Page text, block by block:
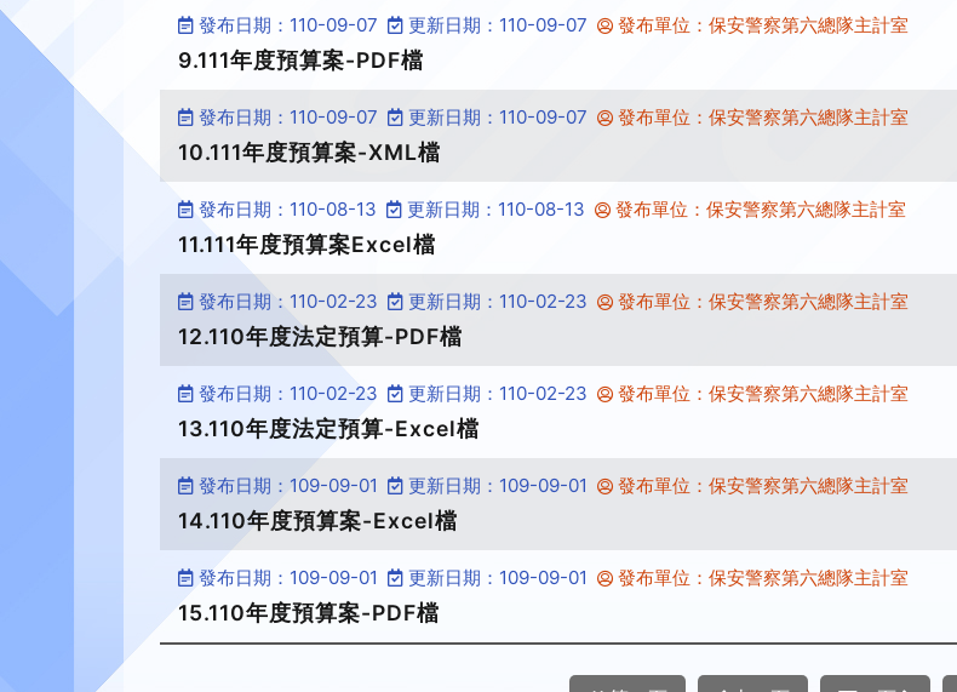
發布日期：110-09-07 更新日期：110-09-07 發布單位：保安警察第六總隊主計室
9.111年度預算案-PDF檔
發布日期：110-09-07 更新日期：110-09-07 發布單位：保安警察第六總隊主計室
10.111年度預算案-XML檔
發布日期：110-08-13 更新日期：110-08-13 發布單位：保安警察第六總隊主計室
11.111年度預算案Excel檔
發布日期：110-02-23 更新日期：110-02-23 發布單位：保安警察第六總隊主計室
12.110年度法定預算-PDF檔
發布日期：110-02-23 更新日期：110-02-23 發布單位：保安警察第六總隊主計室
13.110年度法定預算-Excel檔
發布日期：109-09-01 更新日期：109-09-01 發布單位：保安警察第六總隊主計室
14.110年度預算案-Excel檔
發布日期：109-09-01 更新日期：109-09-01 發布單位：保安警察第六總隊主計室
15.110年度預算案-PDF檔